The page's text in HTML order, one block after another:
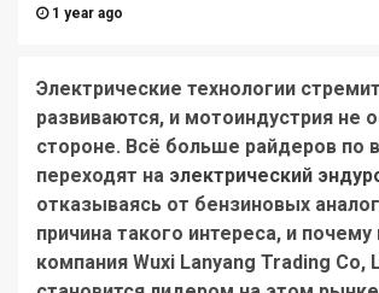
1 year ago
Электрические технологии
развиваются, и мотоиндустрия не
стороне. Всё больше райдеров по
переходят на электрический
отказываясь от бензиновых
причина такого интереса, и
компания Wuxi Lanyang Trading Co,